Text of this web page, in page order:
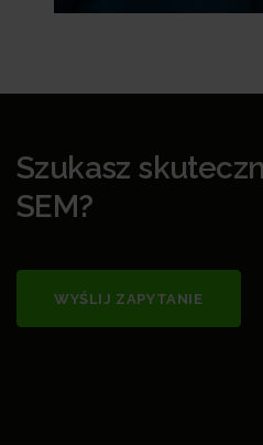
Szukasz
SEM?
WYŚLIJ ZAPYTANIE